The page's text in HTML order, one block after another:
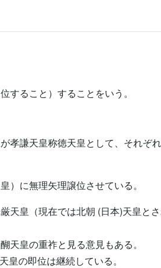
すること）することをいう。
謙天皇称徳天皇として、それぞれ
）に無理矢理譲位させている。
皇（現在では北朝 (日本)天皇と
天皇の重祚と見る意見もある。
の即位は継続している。